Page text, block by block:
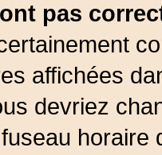
pas
affichées
devriez